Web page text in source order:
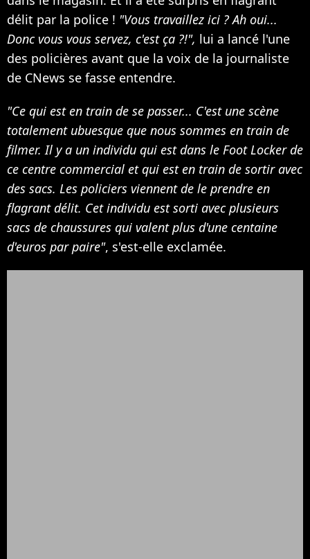
délit par la police ! "Vous travaillez ici ? Ah oui...
Donc vous vous servez, c'est ça ?!", lui a lancé l'une
des policières avant que la voix de la journaliste
de CNews se fasse entendre.
"Ce qui est en train de se passer... C'est une scène
totalement ubuesque que nous sommes en train de
filmer. Il y a un individu qui est dans le Foot Locker de
ce centre commercial et qui est en train de sortir avec
des sacs. Les policiers viennent de le prendre en
flagrant délit. Cet individu est sorti avec plusieurs
sacs de chaussures qui valent plus d'une centaine
d'euros par paire", s'est-elle exclamée.